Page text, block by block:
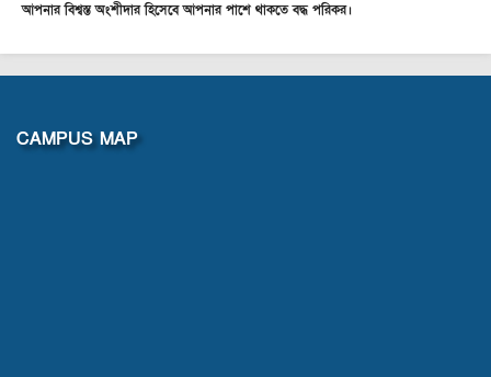
আপনার বিশ্বস্ত অংশীদার হিসেবে আপনার পাশে থাকতে বদ্ধ পরিকর।
CAMPUS MAP